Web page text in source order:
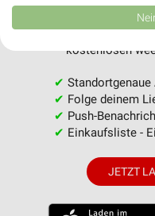
weekli -
Alle Zimmermann
kostenlosen
✔ Standortgenaue
✔ Folge deinem
✔ Push-
✔ Einkaufsliste -
JETZT
Daten können außerhalb der
USA gesendet werden.
Website/App.
Partnerliste anzeigen (1
Wir nutzen Ihre Daten für
IAB-Verarbeitungszwecke:
Speichern von oder
Verwendung reduzierter